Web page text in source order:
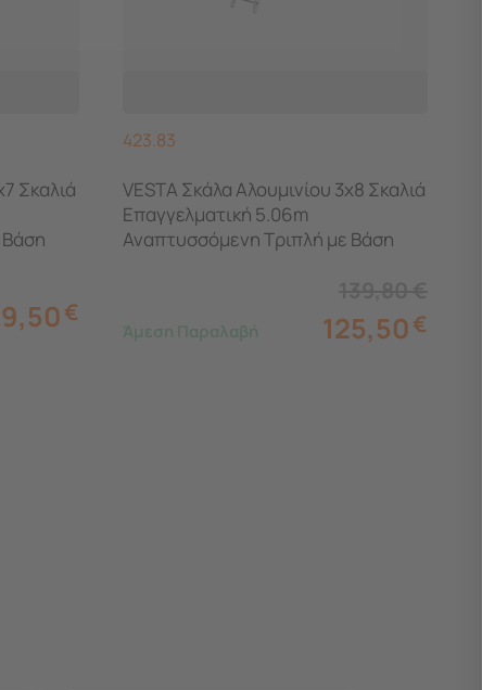
Σκαλιά
€
423.83
VESTA Σκάλα Αλουμινίου 3x8 Σκαλιά
Επαγγελματική 5.06m
Αναπτυσσόμενη Τριπλή με Βάση
Άμεση Παραλαβή 125,50€